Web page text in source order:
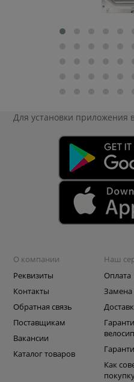
Для установки приложения
О компании
Реквизиты
Контакты
Обратная связь
Поставщикам
Вакансии
Каталог товаров
Наш
Оплата
Замена
Как